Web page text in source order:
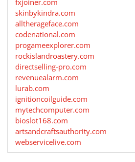
skinbykindra.com
alltherageface.com
codenational.com
progameexplorer.com
rockislandroastery.com
directselling-pro.com
revenuealarm.com
lurab.com
ignitioncoilguide.com
mytechcomputer.com
bioslot168.com
artsandcraftsauthority.com
webservicelive.com